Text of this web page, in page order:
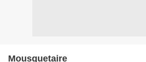
Mousquetaire